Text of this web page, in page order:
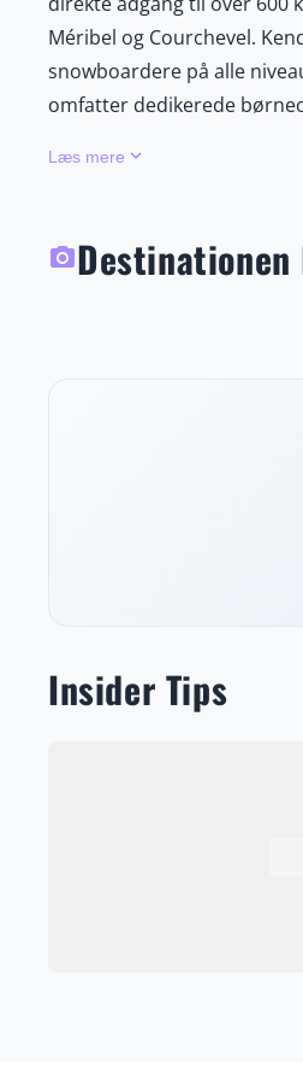
Méribel og Courchevel.
snowboardere på alle
omfatter dedikerede
og guidede bjergture,
kombination af
Læs mere keyboard_arrow_down
photo_cameraDestinationen
Insider Tips